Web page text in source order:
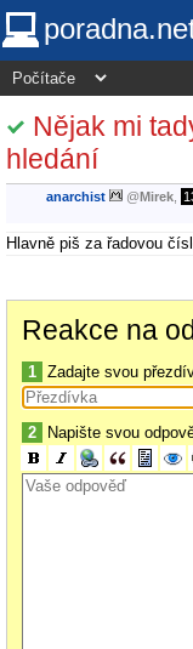
Nějak mi
hledání
anarchist @Mirek
Hlavně piš za řadovou
Reakce na
1 Zadajte svou
2 Napište svou